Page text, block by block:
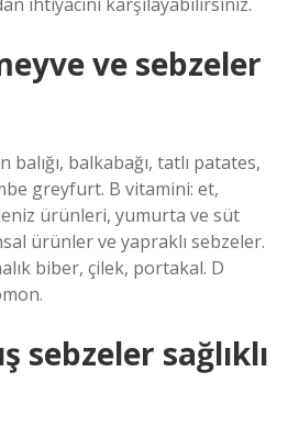
ve sebzeler
balkabağı, tatlı patates,
greyfurt. B vitamini: et,
ürünleri, yumurta ve süt
ürünler ve yapraklı sebzeler.
biber, çilek, portakal. D
sebzeler sağlıklı